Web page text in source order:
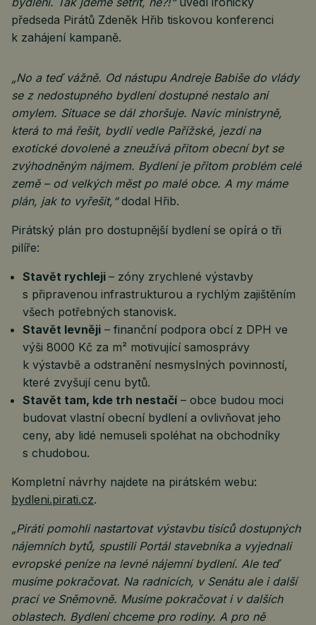
předseda Pirátů Zdeněk Hřib tiskovou konferenci
k zahájení kampaně.
„No a teď vážně. Od nástupu Andreje Babiše do vlády
se z nedostupného bydlení dostupné nestalo ani
omylem. Situace se dál zhoršuje. Navíc ministryně,
která to má řešit, bydlí vedle Pařížské, jezdí na
exotické dovolené a zneužívá přitom obecní byt se
zvýhodněným nájmem. Bydlení je přitom problém celé
země – od velkých měst po malé obce. A my máme
plán, jak to vyřešit,“dodal Hřib.
Pirátský plán pro dostupnější bydlení se opírá o tři
pilíře:
Stavět rychleji – zóny zrychlené výstavby
s připravenou infrastrukturou a rychlým zajištěním
všech potřebných stanovisk.
Stavět levněji – finanční podpora obcí z DPH ve
výši 8000 Kč za m² motivující samosprávy
k výstavbě a odstranění nesmyslných povinností,
které zvyšují cenu bytů.
Stavět tam, kde trh nestačí– obce budou moci
budovat vlastní obecní bydlení a ovlivňovat jeho
ceny, aby lidé nemuseli spoléhat na obchodníky
s chudobou.
Kompletní návrhy najdete na pirátském webu:
bydleni.pirati.cz.
„Piráti pomohli nastartovat výstavbu tisíců dostupných
nájemních bytů, spustili Portál stavebníka a vyjednali
evropské peníze na levné nájemní bydlení. Ale teď
musíme pokračovat. Na radnicích, v Senátu ale i další
prací ve Sněmovně. Musíme pokračovat i v dalších
oblastech. Bydlení chceme pro rodiny. A pro ně